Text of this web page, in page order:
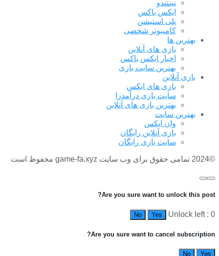
نینتندو
ایکس باکس
پلی استیشن
کامپیوتر شخصی
بهترین ها
بازی های آنلاین
اخبار ایکس باکس
بهترین سایت بازی
بازی آنلاین
بازی های ایکس
سایت بازی درآمدزا
بهترین بازی های آنلاین
بهترین سایت
وان ایکس
بازی آنلاین رایگان
سایت بازی رایگان
©2024 تمامی حقوق برای وب سایت game-fa.xyz محفوظ است
Are you sure want to unlock this post?
Unlock left : 0
Yes
No
Are you sure want to cancel subscription?
Yes
No